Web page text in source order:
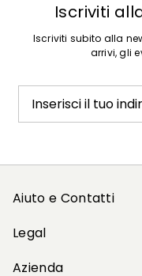
Iscriviti
Iscriviti subito alla
arrivi, gli
Inserisci il tuo
Aiuto e Contatti
Legal
Azienda